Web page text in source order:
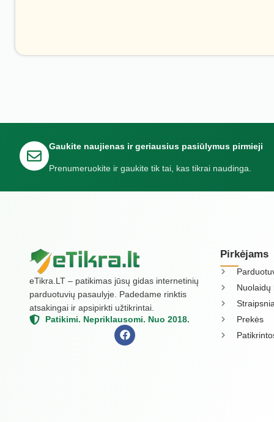
Gaukite naujienas ir geriausius pasiūlymus pirmieji
Prenumeruokite ir gaukite tik tai, kas tikrai naudinga.
eTikra.LT – patikimas jūsų gidas internetinių
parduotuvių pasaulyje. Padedame rinktis
atsakingai ir apsipirkti užtikrintai.
Patikimi. Nepriklausomi. Nuo 2018.
Pirkėjams
Nuolaidų
Prekės